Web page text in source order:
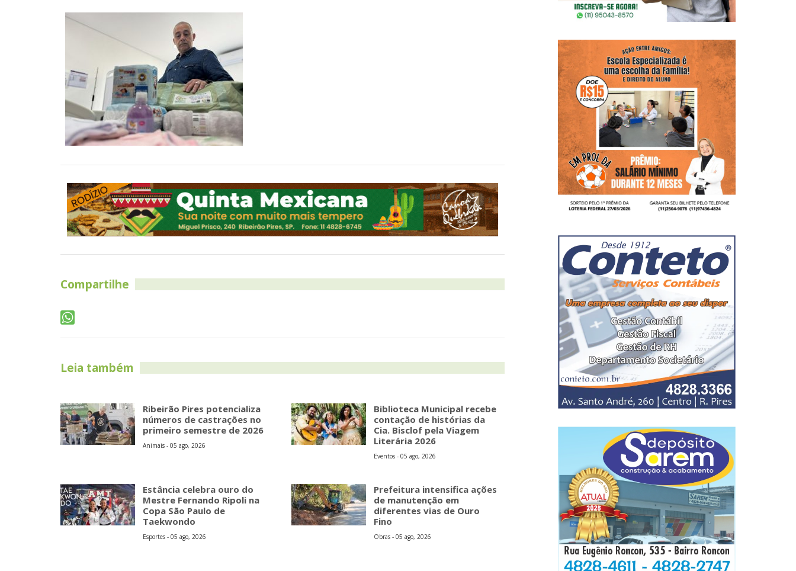
Compartilhe
Leia também
Ribeirão Pires potencializa
números de castrações no
primeiro semestre de 2026
Animais - 05 ago, 2026
Biblioteca Municipal recebe
contação de histórias da
Cia. Bisclof pela Viagem
Literária 2026
Eventos - 05 ago, 2026
Estância celebra ouro do
Mestre Fernando Ripoli na
Copa São Paulo de
Taekwondo
Esportes - 05 ago, 2026
Prefeitura intensifica ações
de manutenção em
diferentes vias de Ouro
Fino
Obras - 05 ago, 2026